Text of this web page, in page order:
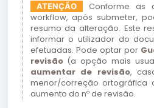
ATENÇÃO
Conforme as
workflow, após submeter,
resumo da alteração. Este
informar o utilizador do
efetuadas. Pode optar por
revisão(a opção mais
aumentar de revisão,
menor/correção ortográfica
aumento do nº de revisão.